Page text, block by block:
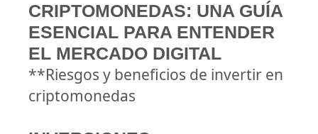
CRIPTOMONEDAS: UNA GUÍA
ESENCIAL PARA ENTENDER
EL MERCADO DIGITAL
**Riesgos y beneficios de invertir en
criptomonedas